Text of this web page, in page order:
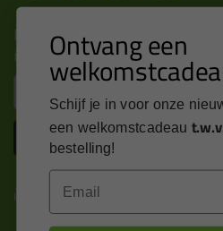
Nieuws, tips en exclusieve
inbox
Inschrijven
Kitcentrum is trots op:
Ontvang een
Schijf je in voor onze
een welkomstcadeau
bestelling!
Email